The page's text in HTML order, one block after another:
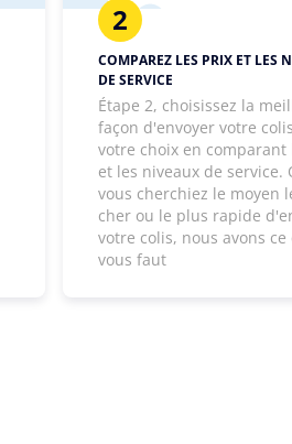
2
COMPAREZ LES PRIX ET LES
DE SERVICE
Étape 2, choisissez la
façon d'envoyer votre
votre choix en comparant
et les niveaux de service.
vous cherchiez le moyen
cher ou le plus rapide
votre colis, nous avons
vous faut